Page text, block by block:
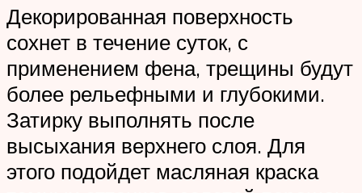
Декорированная поверхность
сохнет в течение суток, с
применением фена, трещины будут
более рельефными и глубокими.
Затирку выполнять после
высыхания верхнего слоя. Для
этого подойдет масляная краска